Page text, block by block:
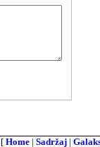
[ Home | Sadržaj |